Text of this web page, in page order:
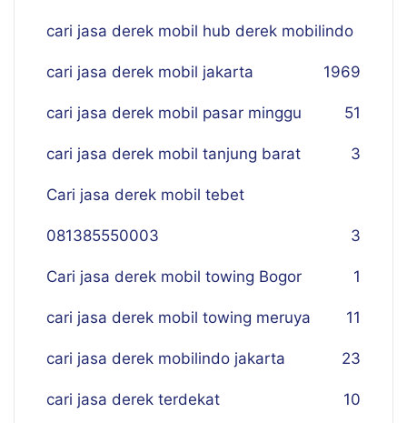
cari jasa derek mobil hub derek mobilindo
69
cari jasa derek mobil jakarta 19
cari jasa derek mobil pasar minggu 51
cari jasa derek mobil tanjung barat 3
Cari jasa derek mobil tebet
081385550003 3
Cari jasa derek mobil towing Bogor 1
cari jasa derek mobil towing meruya 11
cari jasa derek mobilindo jakarta 23
cari jasa derek terdekat 10